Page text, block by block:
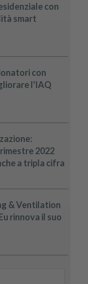
con
smart
con
l'IAQ
2022
a tripla cifra
& Ventilation
rinnova il suo